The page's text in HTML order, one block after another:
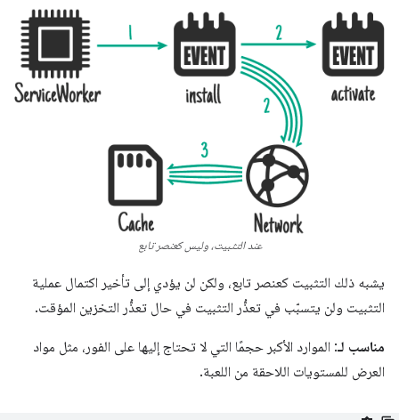
عند التثبيت، وليس كعنصر تابع
يشبه ذلك التثبيت كعنصر تابع، ولكن لن يؤدي إلى تأخير اكتمال عملية
التثبيت ولن يتسبّب في تعذُّر التثبيت في حال تعذُّر التخزين المؤقت.
مناسب لـ: الموارد الأكبر حجمًا التي لا تحتاج إليها على الفور، مثل مواد
العرض للمستويات اللاحقة من اللعبة.